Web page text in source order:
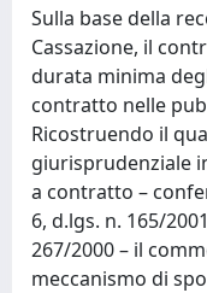
Sulla base della
Cassazione, il
durata minima
contratto nelle
Ricostruendo il
giurisprudenziale
a contratto –
6, d.lgs. n. 165/
267/2000 – il
meccanismo di